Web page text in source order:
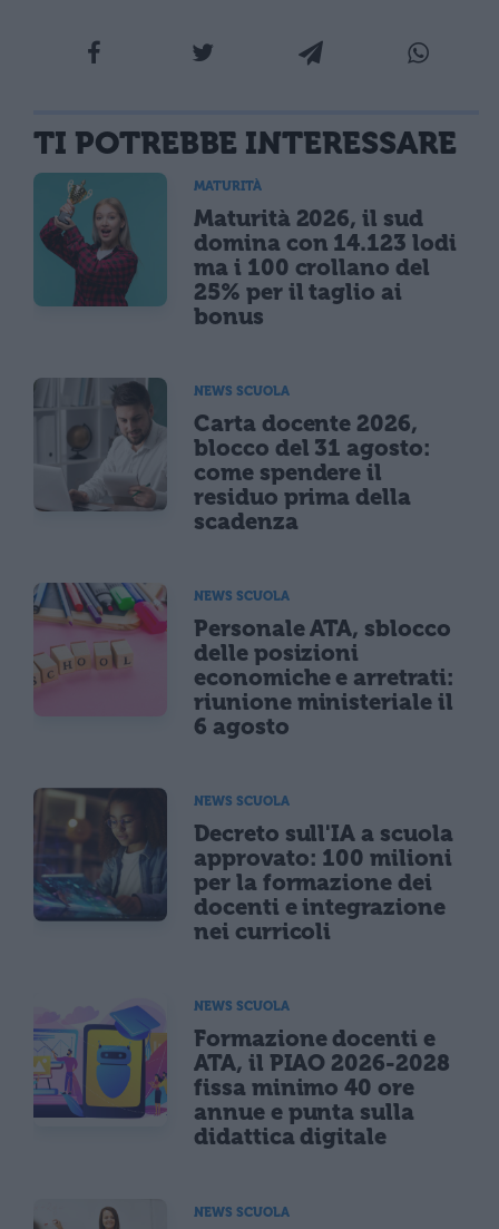
TI POTREBBE INTERESSARE
MATURITÀ
Maturità 2026, il sud
domina con 14.123 lodi
ma i 100 crollano del
25% per il taglio ai
bonus
NEWS SCUOLA
Carta docente 2026,
blocco del 31 agosto:
come spendere il
residuo prima della
scadenza
NEWS SCUOLA
Personale ATA, sblocco
delle posizioni
economiche e arretrati:
riunione ministeriale il
6 agosto
NEWS SCUOLA
Decreto sull'IA a scuola
approvato: 100 milioni
per la formazione dei
docenti e integrazione
nei curricoli
NEWS SCUOLA
Formazione docenti e
ATA, il PIAO 2026-2028
fissa minimo 40 ore
annue e punta sulla
didattica digitale
NEWS SCUOLA